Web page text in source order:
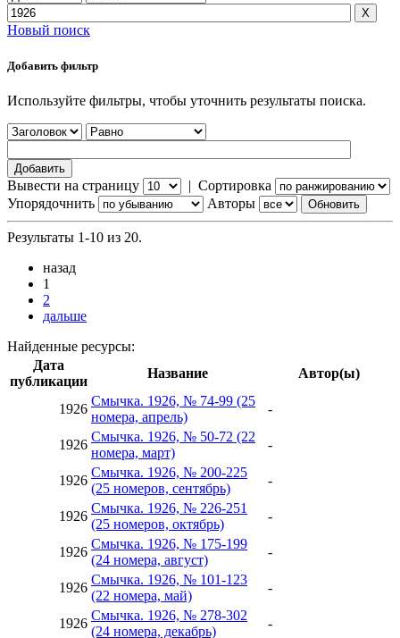
Новый поиск
Добавить фильтр
Используйте фильтры, чтобы уточнить результаты поиска.
Вывести на страницу | Сортировка
Упорядочнить
Авторы
Результаты 1-10 из 20.
назад
1
2
дальше
Найденные ресурсы:
Дата
публикации
Название Автор(ы)
1926
Смычка. 1926, № 74-99 (25
номера, апрель)
-
1926
Смычка. 1926, № 50-72 (22
номера, март)
-
1926
Смычка. 1926, № 200-225
(25 номеров, сентябрь)
-
1926
Смычка. 1926, № 226-251
(25 номеров, октябрь)
-
1926
Смычка. 1926, № 175-199
(24 номера, август)
-
1926
Смычка. 1926, № 101-123
(22 номера, май)
-
1926
Смычка. 1926, № 278-302
(24 номера, декабрь)
-